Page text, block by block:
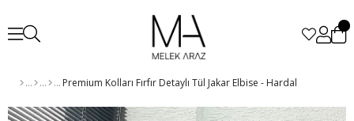
Premium Kolları Fırfır Detaylı Tül Jakar Elbise - Hardal